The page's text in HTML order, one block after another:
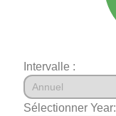
Intervalle :
Sélectionner Year: